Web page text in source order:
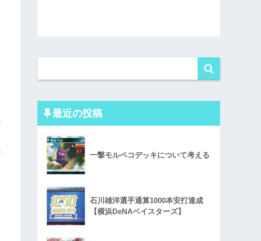
最近の投稿
一撃モルペコデッキについて考える
石川雄洋選手通算1000本安打達成
【横浜DeNAベイスターズ】